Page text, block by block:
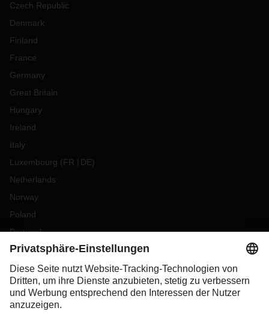
Czech Republic
Denmark
Finland
France
Germany
Great Britain
Hungary
Ireland
Italy
Luxembourg (FR DE)
Netherlands
Norway
Poland
Portugal
Romania
Slovakia
Spain
Sweden